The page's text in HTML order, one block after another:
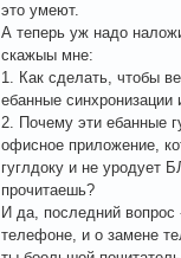
это умеют.
А теперь уж надо
скажыы мне:
1. Как сделать, чтобы
ебанные синхронизации
2. Почему эти ебанные
офисное приложение,
гуглдоку и не уродует
прочитаешь?
И да, последний вопрос
телефоне, и о замене